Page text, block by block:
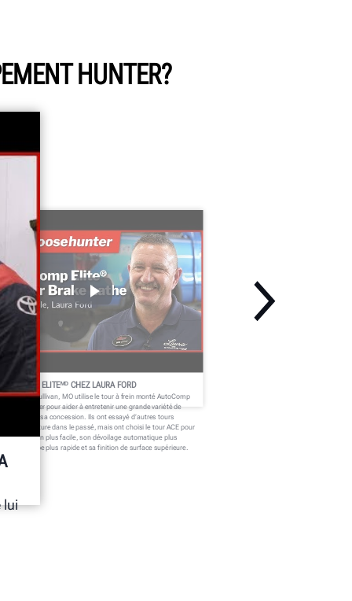
HUNTER?
lui
ELITEᴹᴰ CHEZ LAURA FORD
Ford à Sullivan, MO utilise le tour à frein monté AutoComp
de Hunter pour aider à entretenir une grande variété de
dans sa concession. Ils ont essayé d’autres tours
sur voiture dans le passé, mais ont choisi le tour ACE pour
configuration plus facile, son dévoilage automatique plus
sa coupe plus rapide et sa finition de surface supérieure.